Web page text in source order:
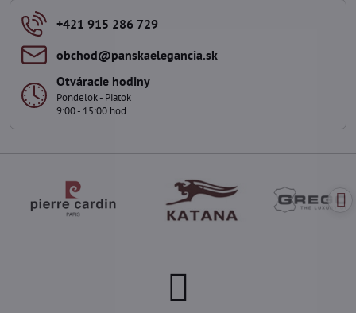
+421 915 286 729
obchod​@panskaelegancia​.sk
Otváracie hodiny
Pondelok - Piatok
9:00 - 15:00 hod